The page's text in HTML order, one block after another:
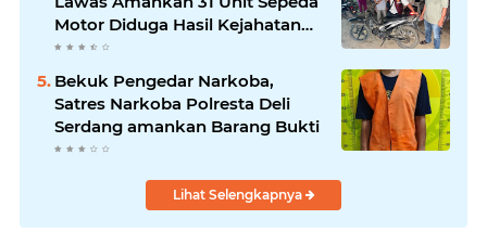
Motor Diduga Hasil Kejahatan
dari Rumah Warga di Pasar
Latong
Bekuk Pengedar Narkoba,
Satres Narkoba Polresta Deli
Serdang amankan Barang Bukti
Lihat Selengkapnya